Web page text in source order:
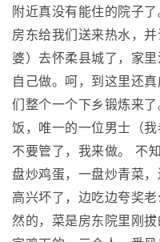
附近真没有能住的院子
房东给我们送来热水，
婆）去怀柔县城了，家
自己做。呵，到这里还
们整个一个下乡锻炼来
饭，唯一的一位男士（
不要管了，我来做。 不
盘炒鸡蛋，一盘炒青菜
高兴坏了，边吃边夸奖
然的，菜是房东院里刚